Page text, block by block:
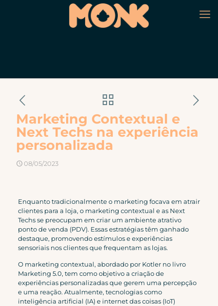
Marketing Contextual e
Next Techs na experiência
personalizada
08/05/2023
Enquanto tradicionalmente o marketing focava em atrair
clientes para a loja, o marketing contextual e as Next
Techs se preocupam em criar um ambiente atrativo
ponto de venda (PDV). Essas estratégias têm ganhado
destaque, promovendo estímulos e experiências
sensoriais nos clientes que frequentam as lojas.
O marketing contextual, abordado por Kotler no livro
Marketing 5.0, tem como objetivo a criação de
experiências personalizadas que gerem uma percepção
e uma reação. Atualmente, tecnologias como
inteligência artificial (IA) e internet das coisas (IoT)